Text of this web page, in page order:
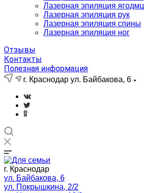
Лазерная эпиляция ягодмц
Лазерная эпиляция рук
Лазерная эпиляция спины
Лазерная эпиляция ног
Отзывы
Контакты
Полезная информация
г. Краснодар ул. Байбакова, 6
г. Краснодар
ул. Байбакова, 6
ул. Покрышкина, 2/2